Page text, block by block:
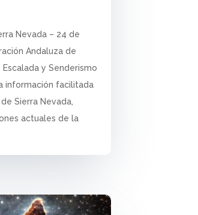
Nevada – 24 de
Andaluza de
y Senderismo
información facilitada
Sierra Nevada,
actuales de la